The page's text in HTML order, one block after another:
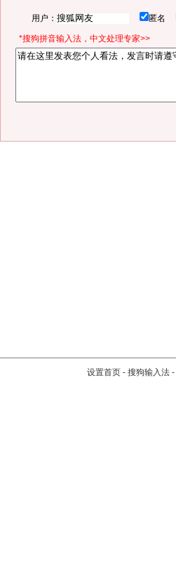
用户： 匿名
*搜狗拼音输入法，中文处理专家>>
设置首页 - 搜狗输入法 -